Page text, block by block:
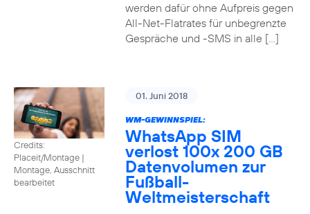
werden dafür ohne Aufpreis gegen
All-Net-Flatrates für unbegrenzte
Gespräche und -SMS in alle […]
Credits:
Placeit/Montage |
Montage, Ausschnitt
bearbeitet
01. Juni 2018
WM-GEWINNSPIEL:
WhatsApp SIM
verlost 100x 200 GB
Datenvolumen zur
Fußball-
Weltmeisterschaft